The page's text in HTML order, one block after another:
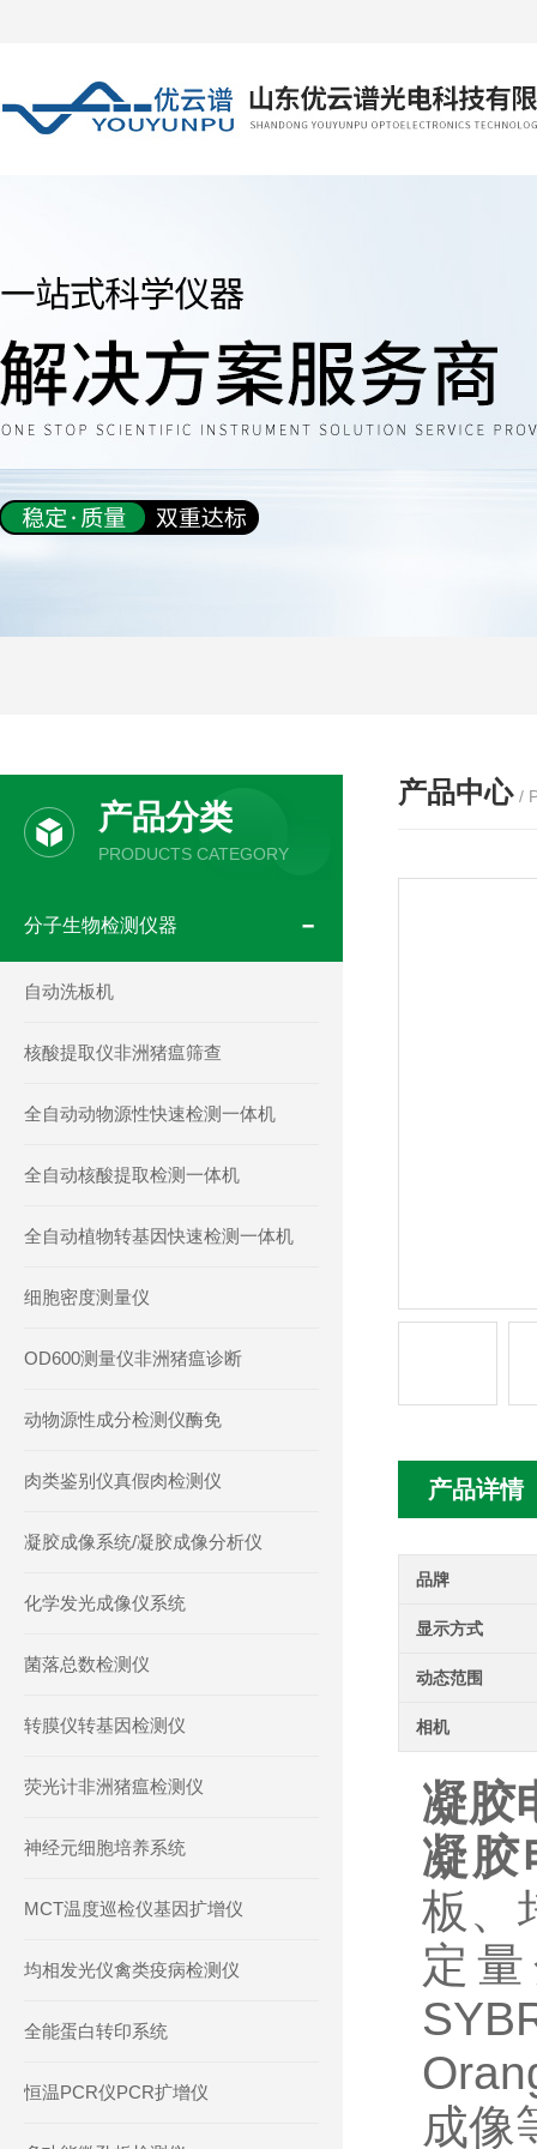
产品中心 /
产品详情
品牌
显示方式
动态范围
相机
凝胶
凝胶
板、
定
成像
产品分类
PRODUCTS CATEGORY
分子生物检测仪器
自动洗板机
核酸提取仪非洲猪瘟筛查
全自动动物源性快速检测一体机
全自动核酸提取检测一体机
全自动植物转基因快速检测一体机
细胞密度测量仪
OD600测量仪非洲猪瘟诊断
动物源性成分检测仪酶免
肉类鉴别仪真假肉检测仪
凝胶成像系统/凝胶成像分析仪
化学发光成像仪系统
菌落总数检测仪
转膜仪转基因检测仪
荧光计非洲猪瘟检测仪
神经元细胞培养系统
MCT温度巡检仪基因扩增仪
均相发光仪禽类疫病检测仪
全能蛋白转印系统
恒温PCR仪PCR扩增仪